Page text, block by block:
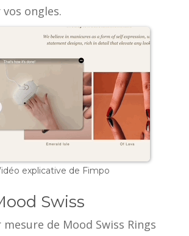
ongles.
explicative de Fimpo
Swiss
de Mood Swiss Rings